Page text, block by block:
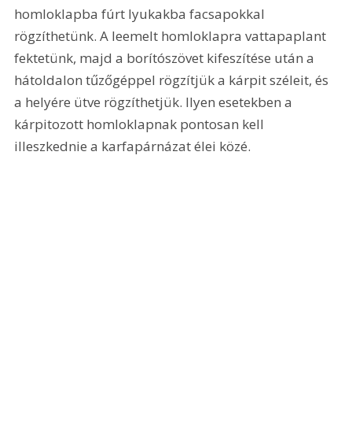
homloklapba fúrt lyukakba facsapokkal
rögzíthetünk. A leemelt homloklapra vattapaplant
fektetünk, majd a borítószövet kifeszítése után a
hátoldalon tűzőgéppel rögzítjük a kárpit széleit, és
a helyére ütve rögzíthetjük. Ilyen esetekben a
kárpitozott homloklapnak pontosan kell
illeszkednie a karfapárnázat élei közé.